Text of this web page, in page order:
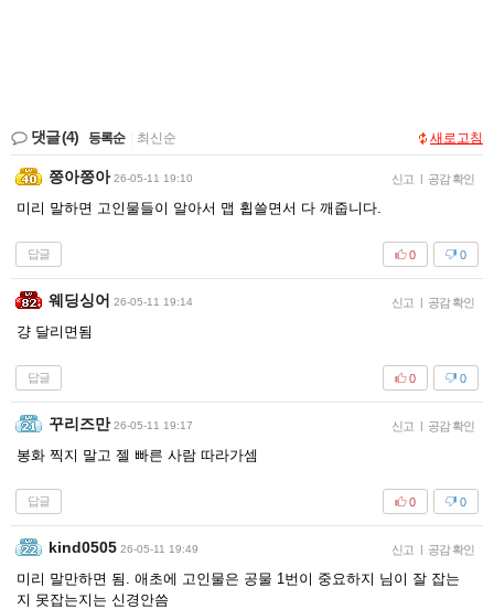
댓글(4) 등록순 최신순 새로고침
쯩아쯩아 26-05-11 19:10 신고 | 공감 확인
미리 말하면 고인물들이 알아서 맵 휩쓸면서 다 깨줍니다.
답글 0
0
웨딩싱어 26-05-11 19:14 신고 | 공감 확인
걍 달리면됨
답글 0
0
꾸리즈만 26-05-11 19:17 신고 | 공감 확인
봉화 찍지 말고 젤 빠른 사람 따라가셈
답글 0
0
kind0505 26-05-11 19:49 신고 | 공감 확인
미리 말만하면 됨. 애초에 고인물은 공물 1번이 중요하지 님이 잘 잡는
지 못잡는지는 신경안씀